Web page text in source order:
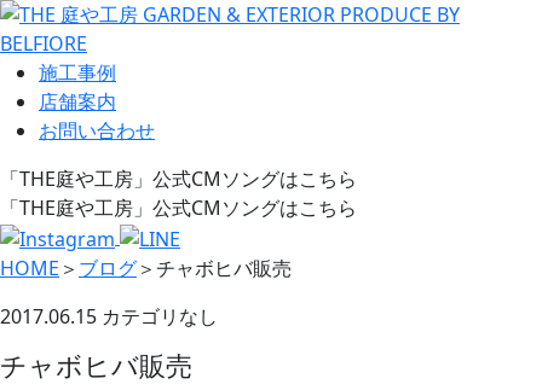
施工事例
店舗案内
お問い合わせ
「THE庭や工房」公式CMソングはこちら
「THE庭や工房」公式CMソングはこちら
HOME ＞ ブログ＞チャボヒバ販売
2017.06.15 カテゴリなし
チャボヒバ販売